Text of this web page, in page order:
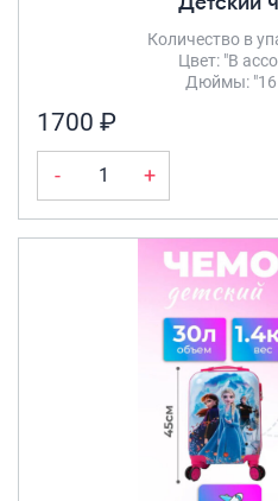
Количество в
Цвет: "В
Дюймы:
1700 ₽
- +